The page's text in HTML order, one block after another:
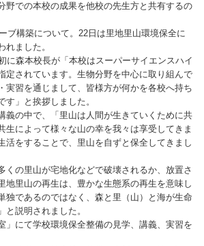
野での本校の成果を他校の先生方と共有するの
ブ構築について。22日は里地里山環境保全に
れました。
に森本校長が「本校はスーパーサイエンスハイ
定されています。生物分野を中心に取り組んで
実習を通じまして、皆様方が何かを各校へ持ち
す」と挨拶しました。
義の中で、「里山は人間が生きていくために共
生によって様々な山の幸を我々は享受してきま
活をすることで、里山を自ずと保全してきまし
くの里山が宅地化などで破壊されるか、放置さ
地里山の再生は、豊かな生態系の再生を意味し
独であるのではなく、森と里（山）と海が生命
と説明されました。
」にて学校環境保全整備の見学、講義、実習を